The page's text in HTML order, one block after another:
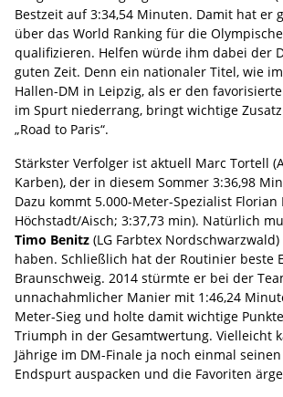
Bestzeit auf 3:34,54 Minuten. Damit hat er
über das World Ranking für die
qualifizieren. Helfen würde ihm dabei der
guten Zeit. Denn ein nationaler Titel, wie
Hallen-DM in Leipzig, als er den
im Spurt niederrang, bringt wichtige
„Road to Paris“.
Stärkster Verfolger ist aktuell Marc Tortell
Karben), der in diesem Sommer 3:36,98
Dazu kommt 5.000-Meter-Spezialist Florian
Höchstadt/Aisch; 3:37,73 min). Natürlich
Timo Benitz (LG Farbtex
haben. Schließlich hat der Routinier beste
Braunschweig. 2014 stürmte er bei der
unnachahmlicher Manier mit 1:46,24
Meter-Sieg und holte damit wichtige
Triumph in der Gesamtwertung. Vielleicht
Jährige im DM-Finale ja noch einmal
Endspurt auspacken und die Favoriten